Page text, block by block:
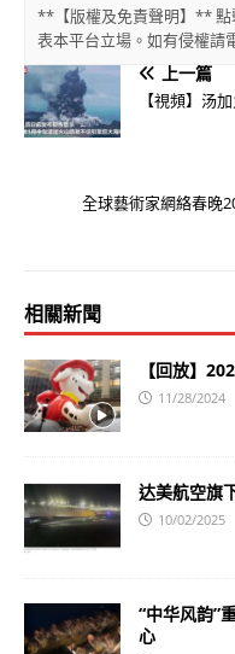
**【版權及免責聲明】** 點
表本平台立場。如有侵權請
上一篇
【視頻】汤
全球藝術家網絡春晚
相關新聞
【回放】
11/28/2024
达美航空旗
10/02/2025
“中华风韵”
心